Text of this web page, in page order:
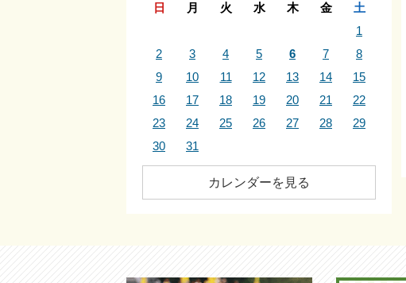
日 月 火 水 木 金
土
1
2
3 4 5 6 7
8
9
10 11 12 13 14
15
16
17 18 19 20 21
22
23
24 25 26 27 28
29
30
31
カレンダーを見る